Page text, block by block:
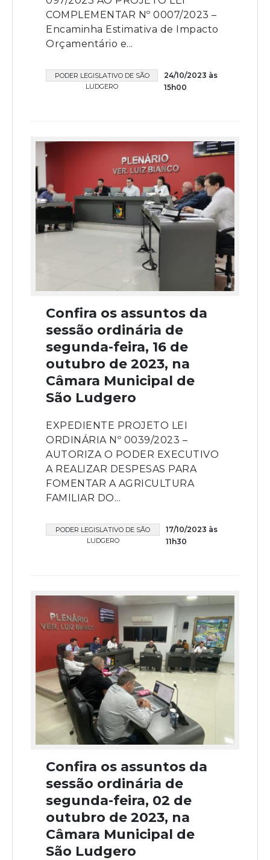
COMPLEMENTAR Nº 0007/2023 –
Encaminha Estimativa de Impacto
Orçamentário e...
PODER LEGISLATIVO DE SÃO
LUDGERO
24/10/2023 às
15h00
Confira os assuntos da
sessão ordinária de
segunda-feira, 16 de
outubro de 2023, na
Câmara Municipal de
São Ludgero
EXPEDIENTE PROJETO LEI
ORDINÁRIA Nº 0039/2023 –
AUTORIZA O PODER EXECUTIVO
A REALIZAR DESPESAS PARA
FOMENTAR A AGRICULTURA
FAMILIAR DO...
PODER LEGISLATIVO DE SÃO
LUDGERO
17/10/2023 às
11h30
Confira os assuntos da
sessão ordinária de
segunda-feira, 02 de
outubro de 2023, na
Câmara Municipal de
São Ludgero